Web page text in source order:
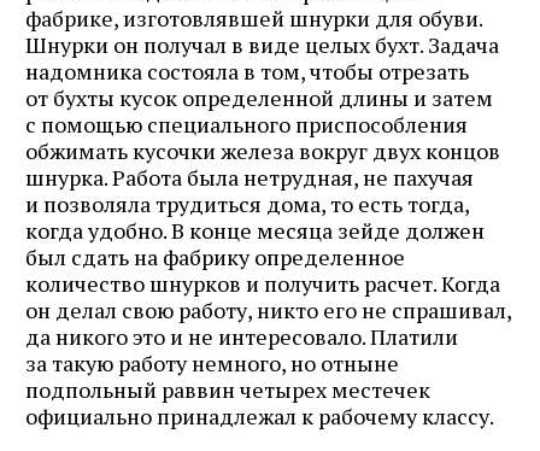
фабрике, изготовлявшей шнурки для обуви.
Шнурки он получал в виде целых бухт. Задача
надомника состояла в том, чтобы отрезать
от бухты кусок определенной длины и затем
с помощью специального приспособления
обжимать кусочки железа вокруг двух концов
шнурка. Работа была нетрудная, не пахучая
и позволяла трудиться дома, то есть тогда,
когда удобно. В конце месяца зейде должен
был сдать на фабрику определенное
количество шнурков и получить расчет. Когда
он делал свою работу, никто его не спрашивал,
да никого это и не интересовало. Платили
за такую работу немного, но отныне
подпольный раввин четырех местечек
официально принадлежал к рабочему классу.